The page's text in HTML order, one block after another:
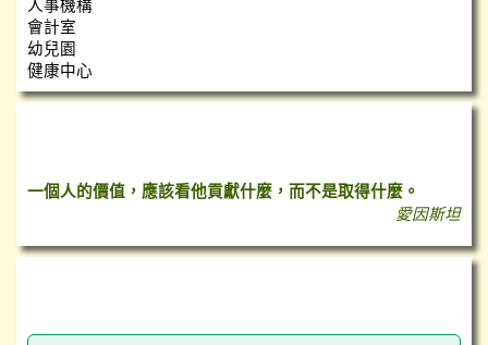
會計室
幼兒園
健康中心
一個人的價值，應該看他貢獻什麼，而不是取得什麼。
愛因斯坦